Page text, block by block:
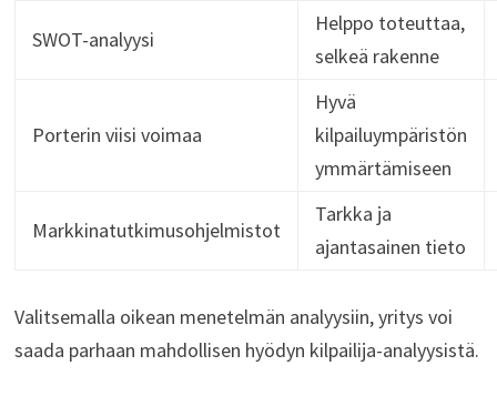
SWOT-analyysi
Helppo toteuttaa,
selkeä rakenne
Porterin viisi voimaa
Hyvä
kilpailuympäristön
ymmärtämiseen
Markkinatutkimusohjelmistot
Tarkka ja
ajantasainen tieto
Valitsemalla oikean menetelmän analyysiin, yritys voi
saada parhaan mahdollisen hyödyn kilpailija-analyysistä.